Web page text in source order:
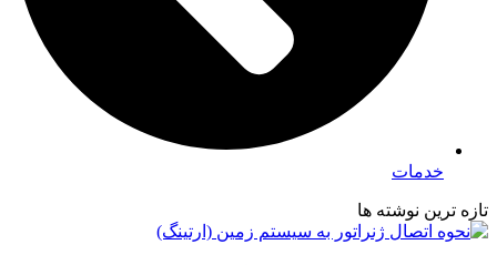
خدمات
تازه ترین نوشته ها